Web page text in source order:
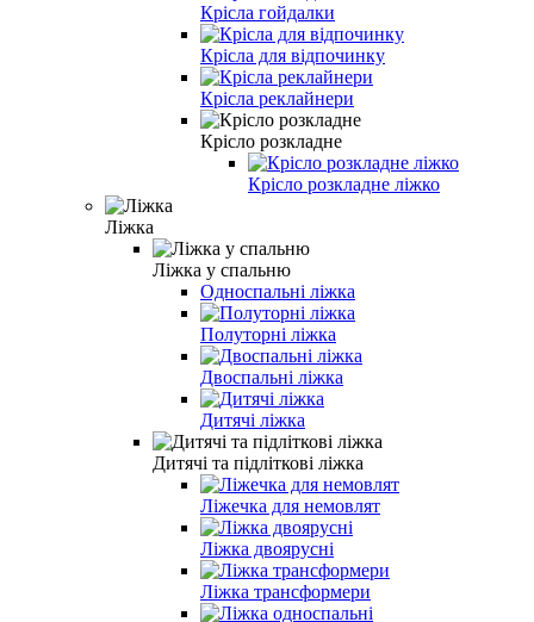
Крісла гойдалки
Крісла для відпочинку
Крісла реклайнери
Крісло розкладне
Крісло розкладне ліжко
Ліжка
Ліжка у спальню
Односпальні ліжка
Полуторні ліжка
Двоспальні ліжка
Дитячі ліжка
Дитячі та підліткові ліжка
Ліжечка для немовлят
Ліжка двоярусні
Ліжка трансформери